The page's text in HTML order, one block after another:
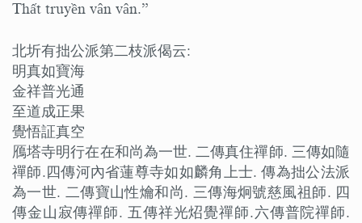
Thất truyền vân vân.”
北圻有拙公派第二枝派偈云:
明真如寶海
金祥普光通
至道成正果
覺悟証真空
鴈塔寺明行在在和尚為一世. 二傳真住禪師. 三傳如隨
禪師.四傳河內省蓮尊寺如如麟角上士. 傳為拙公法派
為一世. 二傳寶山性爚和尚. 三傳海炯號慈風祖師. 四
傳金山寂傳禪師. 五傳祥光炤覺禪師.六傳普院禪師.